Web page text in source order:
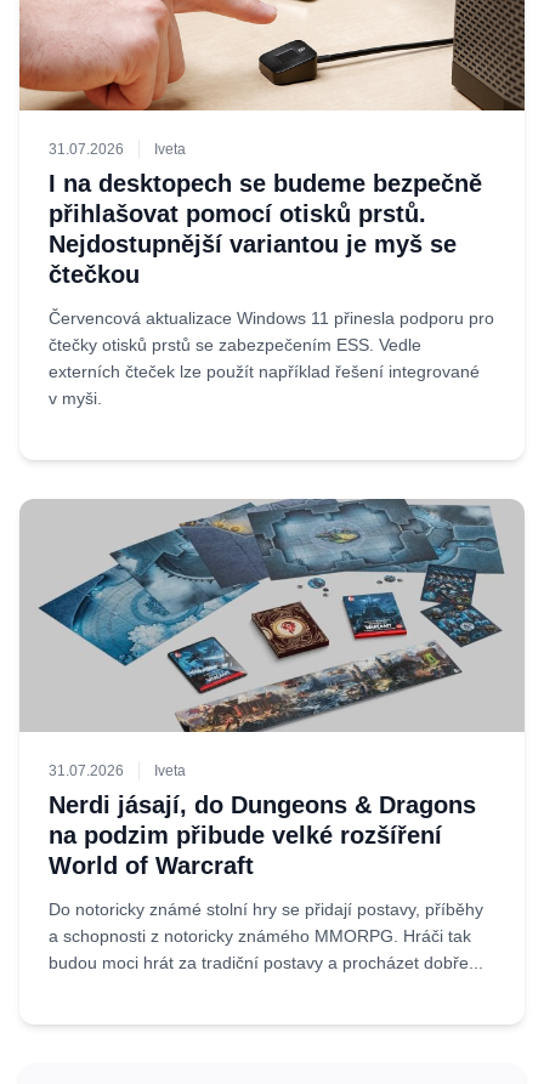
31.07.2026 Iveta
I na desktopech se budeme bezpečně
přihlašovat pomocí otisků prstů.
Nejdostupnější variantou je myš se
čtečkou
Červencová aktualizace Windows 11 přinesla podporu pro
čtečky otisků prstů se zabezpečením ESS. Vedle
externích čteček lze použít například řešení integrované
v myši.
31.07.2026 Iveta
Nerdi jásají, do Dungeons & Dragons
na podzim přibude velké rozšíření
World of Warcraft
Do notoricky známé stolní hry se přidají postavy, příběhy
a schopnosti z notoricky známého MMORPG. Hráči tak
budou moci hrát za tradiční postavy a procházet dobře...